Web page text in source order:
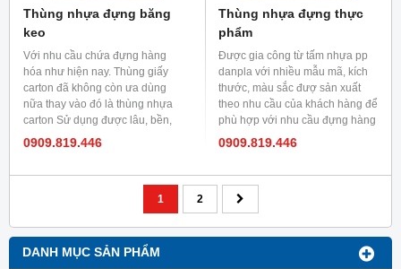
DANH MỤC SẢN PHẨM
Thùng nhựa đựng băng
keo
Với nhu cầu chứa đựng hàng
hóa như hiện nay. Thùng giấy
carton đã không còn ưa dùng
nữa thay vào đó là thùng nhựa
carton Sử dụng được lâu, bền,
chứa đựng hàng hóa nhiều hơn.
0909.819.446
Thùng nhựa đựng thực
phẩm
Được gia công từ tấm nhựa pp
danpla với nhiều mẫu mã, kích
thước, màu sắc đượ sản xuất
theo nhu cầu của khách hàng để
phù hợp với nhu cầu đựng hàng
hóa của bạn.
0909.819.446
1 2